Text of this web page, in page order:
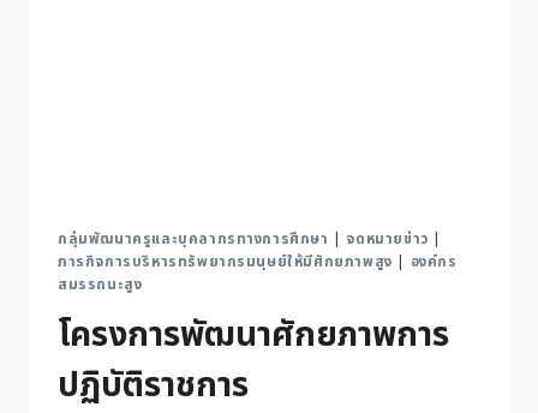
กลุ่มพัฒนาครูและบุคลากรทางการศึกษา | จดหมายข่าว |
ภารกิจการบริหารทรัพยากรมนุษย์ให้มีศักยภาพสูง | องค์กร
สมรรถนะสูง
โครงการพัฒนาศักยภาพการ
ปฏิบัติราชการ